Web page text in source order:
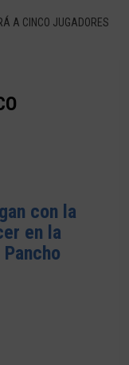
A CINCO JUGADORES
con la
en la